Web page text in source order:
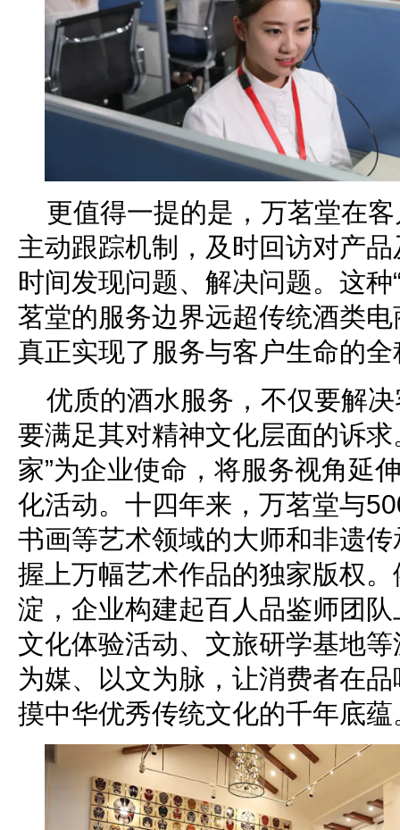
更值得一提的是，万茗堂在
主动跟踪机制，及时回访对产
时间发现问题、解决问题。这种
茗堂的服务边界远超传统酒类
真正实现了服务与客户生命的
优质的酒水服务，不仅要解决
要满足其对精神文化层面的诉
家”为企业使命，将服务视角延
化活动。十四年来，万茗堂与
书画等艺术领域的大师和非遗
握上万幅艺术作品的独家版权
淀，企业构建起百人品鉴师团
文化体验活动、文旅研学基地
为媒、以文为脉，让消费者在
摸中华优秀传统文化的千年底蕴